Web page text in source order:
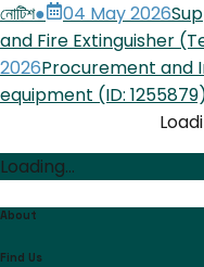
নোটিশ● 04 May 2026
and Fire Extinguisher
2026Procurement and
equipment (ID:
Loading...
About
Find Us